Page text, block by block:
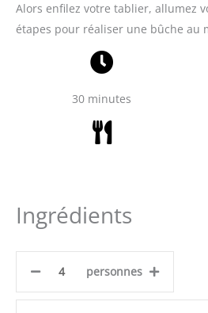
Alors enfilez votre tablier, allumez
étapes pour réaliser une bûche au
30 minutes
Ingrédients
personnes